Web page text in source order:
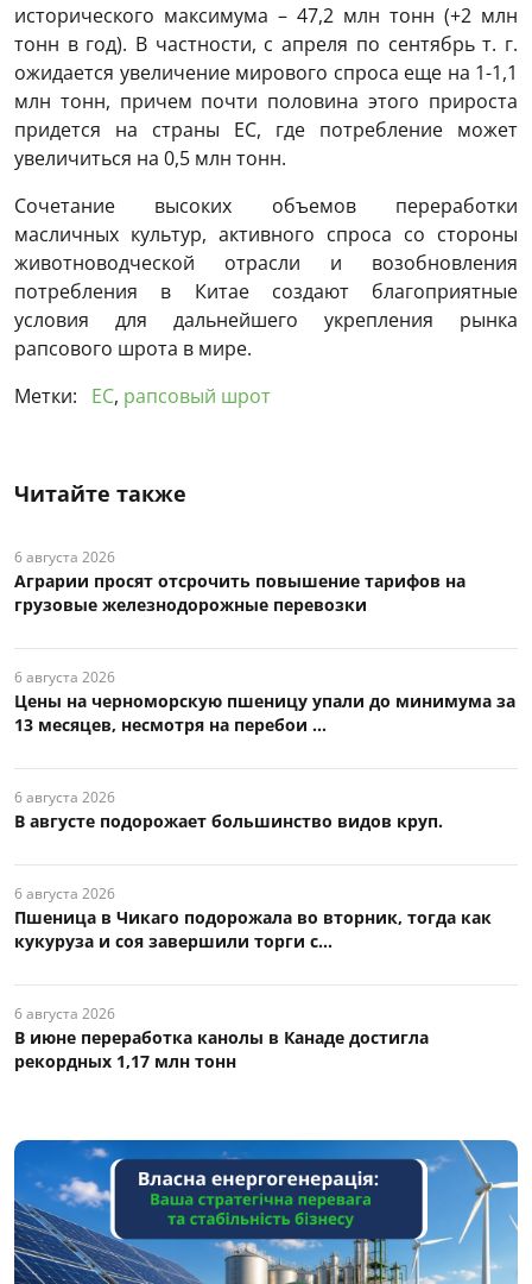
исторического максимума – 47,2 млн тонн (+2 млн
тонн в год). В частности, с апреля по сентябрь т. г.
ожидается увеличение мирового спроса еще на 1-1,1
млн тонн, причем почти половина этого прироста
придется на страны ЕС, где потребление может
увеличиться на 0,5 млн тонн.
Сочетание высоких объемов переработки
масличных культур, активного спроса со стороны
животноводческой отрасли и возобновления
потребления в Китае создают благоприятные
условия для дальнейшего укрепления рынка
рапсового шрота в мире.
Метки:
ЕС, рапсовый шрот
Читайте также
6 августа 2026
Аграрии просят отсрочить повышение тарифов на
грузовые железнодорожные перевозки
6 августа 2026
Цены на черноморскую пшеницу упали до минимума за
13 месяцев, несмотря на перебои ...
6 августа 2026
В августе подорожает большинство видов круп.
6 августа 2026
Пшеница в Чикаго подорожала во вторник, тогда как
кукуруза и соя завершили торги с...
6 августа 2026
В июне переработка канолы в Канаде достигла
рекордных 1,17 млн тонн